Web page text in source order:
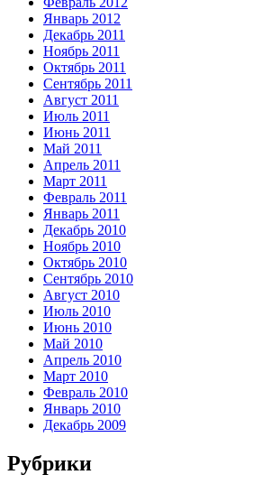
Январь 2012
Декабрь 2011
Ноябрь 2011
Октябрь 2011
Сентябрь 2011
Август 2011
Июль 2011
Июнь 2011
Май 2011
Апрель 2011
Март 2011
Февраль 2011
Январь 2011
Декабрь 2010
Ноябрь 2010
Октябрь 2010
Сентябрь 2010
Август 2010
Июль 2010
Июнь 2010
Май 2010
Апрель 2010
Март 2010
Февраль 2010
Январь 2010
Декабрь 2009
Рубрики